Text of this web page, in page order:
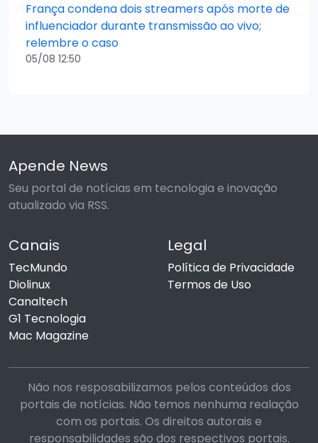
França condena dois streamers após morte de
influenciador durante transmissão ao vivo;
relembre o caso
05/08 12:50
Apende News
Seu portal de notícias em tecnologia e inovação
atualizado via RSS.
Canais
TecMundo
Diolinux
Canaltech
G1 Tecnologia
Mac Magazine
Legal
Política de Privacidade
Termos de Uso
Não nos resposabilizamos pelos conteúdos dos
portais de notícias. Não temos nenhuma realação
com os portais. Os direitos autorais e
responsabilidades são dos respectivos portais.